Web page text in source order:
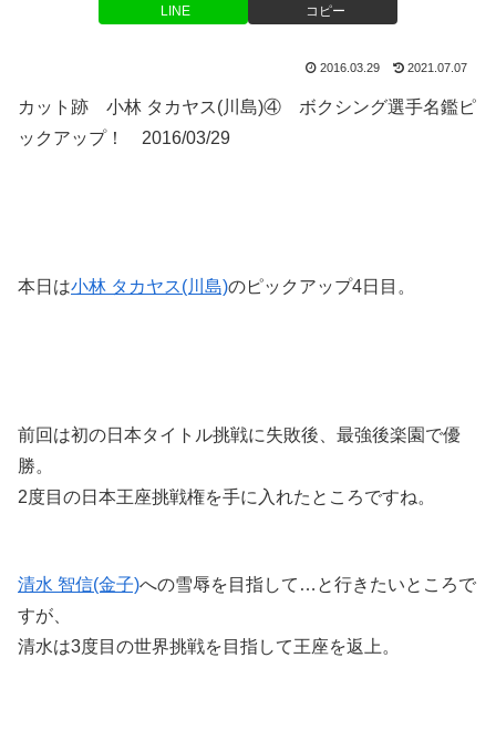
LINE コピー
2016.03.29 2021.07.07
カット跡 小林 タカヤス(川島)④ ボクシング選手名鑑ピ
ックアップ！ 2016/03/29
本日は小林 タカヤス(川島)のピックアップ4日目。
前回は初の日本タイトル挑戦に失敗後、最強後楽園で優
勝。
2度目の日本王座挑戦権を手に入れたところですね。
清水 智信(金子)への雪辱を目指して…と行きたいところで
すが、
清水は3度目の世界挑戦を目指して王座を返上。